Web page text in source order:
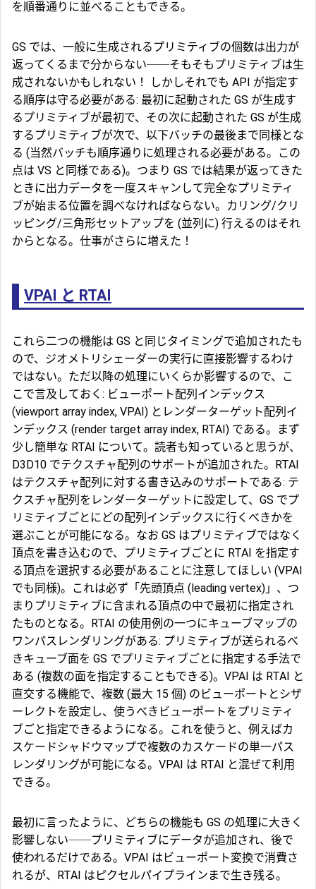
を順番通りに並べることもできる。
GS では、一般に生成されるプリミティブの個数は出力が
返ってくるまで分からない──そもそもプリミティブは生
成されないかもしれない！ しかしそれでも API が指定す
る順序は守る必要がある: 最初に起動された GS が生成す
るプリミティブが最初で、その次に起動された GS が生成
するプリミティブが次で、以下バッチの最後まで同様とな
る (当然バッチも順序通りに処理される必要がある。この
点は VS と同様である)。つまり GS では結果が返ってきた
ときに出力データを一度スキャンして完全なプリミティ
ブが始まる位置を調べなければならない。カリング/クリ
ッピング/三角形セットアップを (並列に) 行えるのはそれ
からとなる。仕事がさらに増えた！
VPAI と RTAI
これら二つの機能は GS と同じタイミングで追加されたも
ので、ジオメトリシェーダーの実行に直接影響するわけ
ではない。ただ以降の処理にいくらか影響するので、こ
こで言及しておく: ビューポート配列インデックス
(viewport array index, VPAI ) と レンダーターゲット配列イ
ンデックス (render target array index, RTAI ) である。まず
少し簡単な RTAI について。読者も知っていると思うが、
D3D10 でテクスチャ配列のサポートが追加された。RTAI
はテクスチャ配列に対する書き込みのサポートである: テ
クスチャ配列をレンダーターゲットに設定して、GS でプ
リミティブごとにどの配列インデックスに行くべきかを
選ぶことが可能になる。なお GS はプリミティブではなく
頂点を書き込むので、プリミティブごとに RTAI を指定す
る頂点を選択する必要があることに注意してほしい (VPAI
でも同様)。これは必ず「 先頭頂点 (leading vertex)」、つ
まりプリミティブに含まれる頂点の中で最初に指定され
たものとなる。RTAI の使用例の一つにキューブマップの
ワンパスレンダリングがある: プリミティブが送られるべ
きキューブ面を GS でプリミティブごとに指定する手法で
ある (複数の面を指定することもできる)。VPAI は RTAI と
直交する機能で、複数 (最大 15 個) の ビューポート とシザ
ーレクトを設定し、使うべきビューポートをプリミティ
ブごと指定できるようになる。これを使うと、例えばカ
スケードシャドウマップで複数のカスケードの単一パス
レンダリングが可能になる。VPAI は RTAI と混ぜて利用
できる。
最初に言ったように、どちらの機能も GS の処理に大きく
影響しない──プリミティブにデータが追加され、後で
使われるだけである。VPAI はビューポート変換で消費さ
れるが、RTAI はピクセルパイプラインまで生き残る。